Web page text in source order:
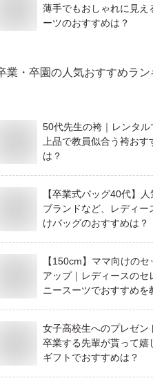
薄手でもおしゃれに見え
ーツのおすすめは？
業・卒園の人気おすすめラン
50代先生の袴｜レンタル
上品で教員似合う袴おす
は？
【卒業式バッグ40代】
ブランドなど、レディー
けバッグのおすすめは？
【150cm】ママ向けのセ
アップ｜レディースのセ
ニースーツでおすすめを
女子高校生へのプレゼン
卒業する先輩が貰って嬉
ギフトでおすすめは？